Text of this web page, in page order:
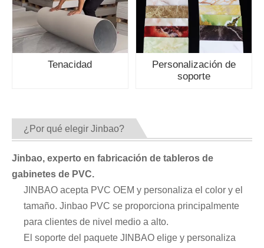
Tenacidad
Personalización de
soporte
¿Por qué elegir Jinbao?
Jinbao, experto en fabricación de tableros de
gabinetes de PVC.
JINBAO acepta PVC OEM y personaliza el color y el
tamaño. Jinbao PVC se proporciona principalmente
para clientes de nivel medio a alto.
El soporte del paquete JINBAO elige y personaliza